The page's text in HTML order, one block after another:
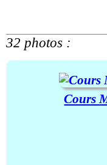
32 photos :
Cours